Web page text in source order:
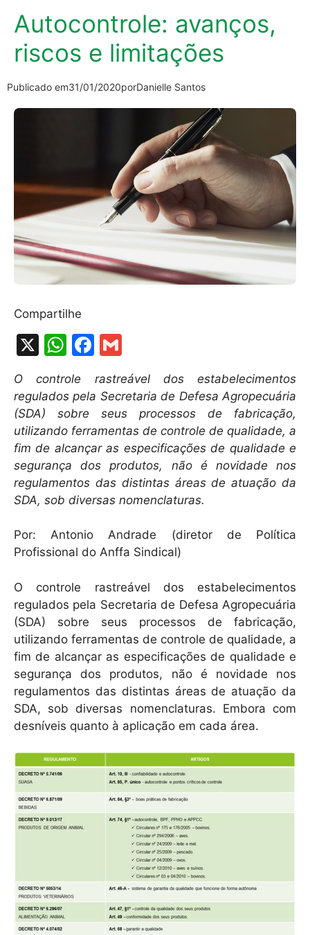
Autocontrole: avanços,
riscos e limitações
Publicado em31/01/2020porDanielle Santos
Compartilhe
X
W
h
at
s
A
p
p
F
c
e
b
o
o
k
m
ai
l
O controle rastreável dos estabelecimentos
regulados pela Secretaria de Defesa Agropecuária
(SDA) sobre seus processos de fabricação,
utilizando ferramentas de controle de qualidade, a
fim de alcançar as especificações de qualidade e
segurança dos produtos, não é novidade nos
regulamentos das distintas áreas de atuação da
SDA, sob diversas nomenclaturas.
Por: Antonio Andrade (diretor de Política
Profissional do Anffa Sindical)
O controle rastreável dos estabelecimentos
regulados pela Secretaria de Defesa Agropecuária
(SDA) sobre seus processos de fabricação,
utilizando ferramentas de controle de qualidade, a
fim de alcançar as especificações de qualidade e
segurança dos produtos, não é novidade nos
regulamentos das distintas áreas de atuação da
SDA, sob diversas nomenclaturas. Embora com
desníveis quanto à aplicação em cada área.